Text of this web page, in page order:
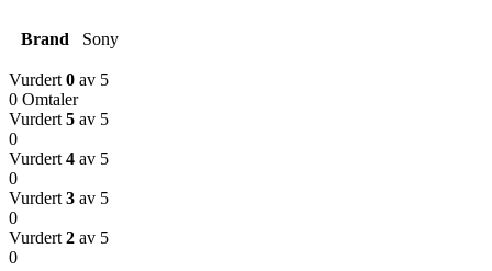
Brand Sony
Vurdert 0 av 5
0 Omtaler
Vurdert 5 av 5
0
Vurdert 4 av 5
0
Vurdert 3 av 5
0
Vurdert 2 av 5
0